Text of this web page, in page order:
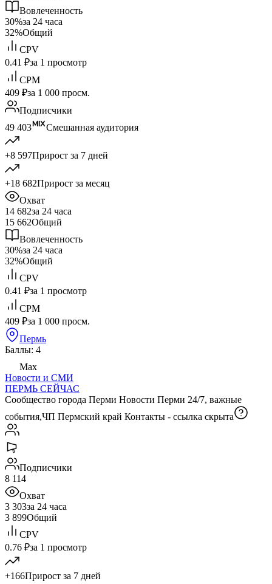
Вовлеченность
30%за 24 часа
32%Общий
CPV
0.41 ₽за 1 просмотр
CPM
409 ₽за 1 000 просм.
Подписчики
49 403
Смешанная аудитория
+8 597Прирост за 7 дней
+18 682Прирост за месяц
Охват
14 682за 24 часа
15 662Общий
Вовлеченность
30%за 24 часа
32%Общий
CPV
0.41 ₽за 1 просмотр
CPM
409 ₽за 1 000 просм.
Пермь
Баллы: 4
Max
Новости и СМИ
ПЕРМЬ СЕЙЧАС
Сообщество города Перми Новости Перми 24/7, важные
события,ЧП Пермский край Контакты - ссылка скрыта
Подписчики
8 114
Охват
3 303за 24 часа
3 899Общий
CPV
0.76 ₽за 1 просмотр
+166Прирост за 7 дней